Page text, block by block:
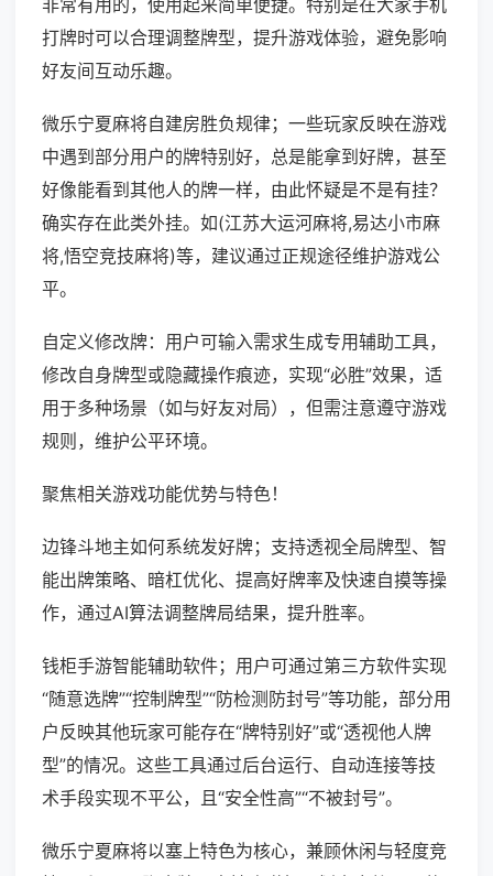
非常有用的，使用起来简单便捷。特别是在大家手机
打牌时可以合理调整牌型，提升游戏体验，避免影响
好友间互动乐趣。
微乐宁夏麻将自建房胜负规律；一些玩家反映在游戏
中遇到部分用户的牌特别好，总是能拿到好牌，甚至
好像能看到其他人的牌一样，由此怀疑是不是有挂？
确实存在此类外挂。如(江苏大运河麻将,易达小市麻
将,悟空竞技麻将)等，建议通过正规途径维护游戏公
平。
自定义修改牌：用户可输入需求生成专用辅助工具，
修改自身牌型或隐藏操作痕迹，实现“必胜”效果，适
用于多种场景（如与好友对局），但需注意遵守游戏
规则，维护公平环境。
聚焦相关游戏功能优势与特色！
边锋斗地主如何系统发好牌；支持透视全局牌型、智
能出牌策略、暗杠优化、提高好牌率及快速自摸等操
作，通过AI算法调整牌局结果，提升胜率。
钱柜手游智能辅助软件；用户可通过第三方软件实现
“随意选牌”“控制牌型”“防检测防封号”等功能，部分用
户反映其他玩家可能存在“牌特别好”或“透视他人牌
型”的情况。这些工具通过后台运行、自动连接等技
术手段实现不平公，且“安全性高”“不被封号”。
微乐宁夏麻将以塞上特色为核心，兼顾休闲与轻度竞